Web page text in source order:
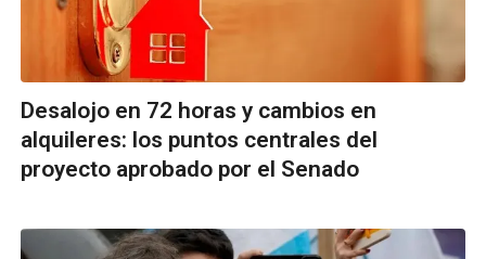
Desalojo en 72 horas y cambios en
alquileres: los puntos centrales del
proyecto aprobado por el Senado